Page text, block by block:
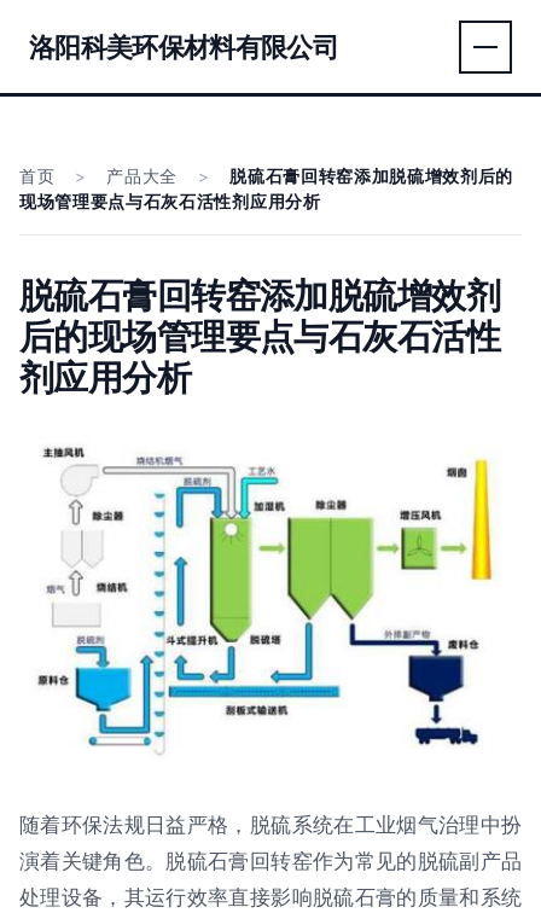
洛阳科美环保材料有限公司
首页 > 产品大全 >
脱硫石膏回转窑添加脱硫增效剂后的
现场管理要点与石灰石活性剂应用分析
脱硫石膏回转窑添加脱硫增效剂
后的现场管理要点与石灰石活性
剂应用分析
随着环保法规日益严格，脱硫系统在工业烟气治理中扮
演着关键角色。脱硫石膏回转窑作为常见的脱硫副产品
处理设备，其运行效率直接影响脱硫石膏的质量和系统